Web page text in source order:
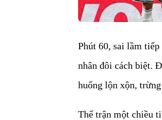
Phút 60, sai lầm
nhân đôi cách biệt.
huống lộn xộn,
Thế trận một chiều